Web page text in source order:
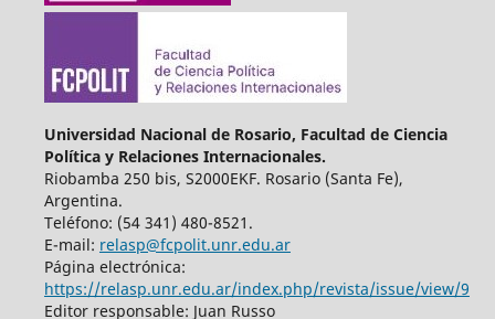
Universidad Nacional de Rosario, Facultad de Ciencia
Política y Relaciones Internacionales.
Riobamba 250 bis, S2000EKF. Rosario (Santa Fe),
Argentina.
Teléfono: (54 341) 480-8521.
E-mail: relasp@fcpolit.unr.edu.ar
Página electrónica:
https://relasp.unr.edu.ar/index.php/revista/issue/view/9
Editor responsable: Juan Russo